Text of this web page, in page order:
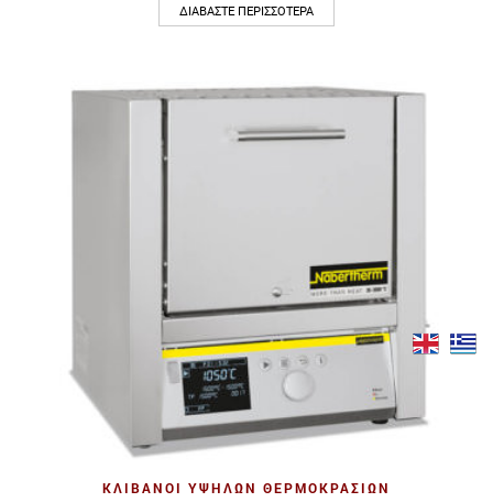
ΔΙΑΒΆΣΤΕ ΠΕΡΙΣΣΌΤΕΡΑ
ΚΛΊΒΑΝΟΙ ΥΨΗΛΏΝ ΘΕΡΜΟΚΡΑΣΙΏΝ